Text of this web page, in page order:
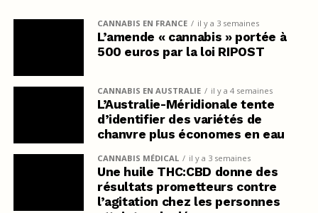
CANNABIS EN FRANCE il y a 3 semaines
L’amende « cannabis » portée à
500 euros par la loi RIPOST
CANNABIS EN AUSTRALIE il y a 4 semaines
L’Australie-Méridionale tente
d’identifier des variétés de
chanvre plus économes en eau
CANNABIS MÉDICAL il y a 3 semaines
Une huile THC:CBD donne des
résultats prometteurs contre
l’agitation chez les personnes